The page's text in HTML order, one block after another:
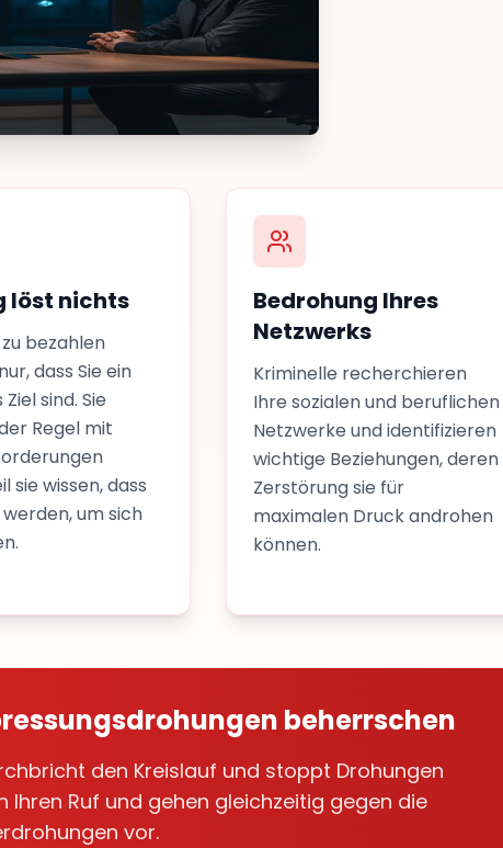
löst nichts
bezahlen
dass Sie ein
sind. Sie
Regel mit
sie wissen, dass
werden, um sich
Bedrohung Ihres
Netzwerks
Kriminelle recherchieren
Ihre sozialen und beruflichen
Netzwerke und identifizieren
wichtige Beziehungen, deren
Zerstörung sie für
maximalen Druck androhen
können.
beherrschen
den Kreislauf und stoppt Drohungen
Ihren Ruf und gehen gleichzeitig gegen die
vor.